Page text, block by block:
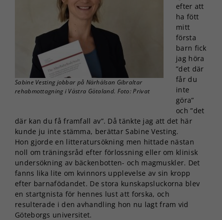
Sabine Vesting jobbar på Närhälsan Gibraltar
rehabmottagning i Västra Götaland. Foto: Privat
efter att
ha fött
mitt
första
barn fick
jag höra
”det där
får du
inte
göra”
och ”det
där kan du få framfall av”. Då tänkte jag att det här
kunde ju inte stämma, berättar Sabine Vesting.
Hon gjorde en litteratursökning men hittade nästan
noll om träningsråd efter förlossning eller om klinisk
undersökning av bäckenbotten- och magmuskler. Det
fanns lika lite om kvinnors upplevelse av sin kropp
efter barnafödandet. De stora kunskapsluckorna blev
en startgnista för hennes lust att forska, och
resulterade i den avhandling hon nu lagt fram vid
Göteborgs universitet.